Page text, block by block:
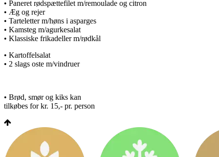
• Paneret rødspættefilet m/remoulade og citron
• Æg og rejer
• Tarteletter m/høns i asparges
• Kamsteg m/agurkesalat
• Klassiske frikadeller m/rødkål
• Kartoffelsalat
• 2 slags oste m/vindruer
• Brød, smør og kiks kan
tilkøbes for kr. 15,- pr. person